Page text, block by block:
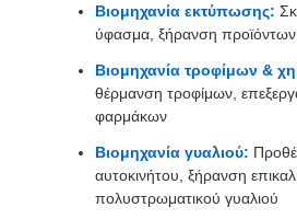
Βιομηχανία εκτύπωσης:
ύφασμα, ξήρανση
Βιομηχανία τροφίμων &
θέρμανση τροφίμων,
φαρμάκων
Βιομηχανία γυαλιού:
αυτοκινήτου, ξήρανση
πολυστρωματικού γυαλιού